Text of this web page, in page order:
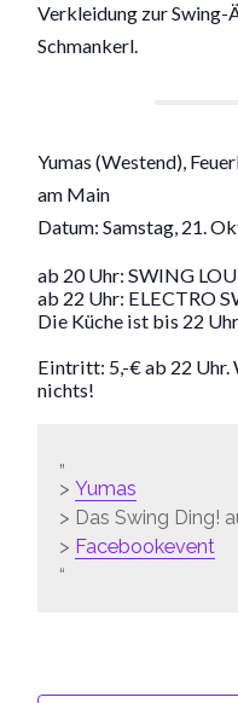
Verkleidung zur Swing-
Schmankerl.
Yumas (Westend),
am Main
Datum: Samstag, 21.
ab 20 Uhr: SWING
ab 22 Uhr: ELECTRO
Die Küche ist bis 22
Eintritt: 5,-€ ab 22 Uhr.
nichts!
>Yumas
> Das Swing Ding!
> Facebookevent